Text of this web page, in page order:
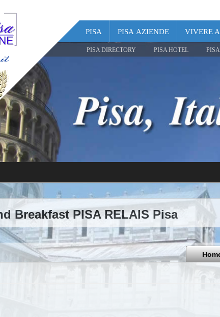
PISA PISA AZIENDE VIVERE
PISA DIRECTORY PISA HOTEL
Breakfast PISA RELAIS Pisa